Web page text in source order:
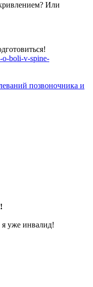
Или
o-boli-v-spine-
позвоночника и
уже инвалид!